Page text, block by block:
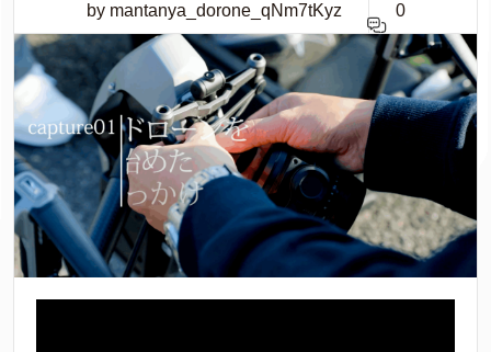
by mantanya_dorone_qNm7tKyz 0